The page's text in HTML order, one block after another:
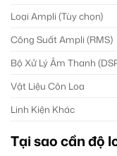
Loại Ampli (Tùy chọn)
Công Suất Ampli (RMS)
Bộ Xử Lý Âm Thanh
Vật Liệu Côn Loa
Linh Kiện Khác
Tại sao cần độ